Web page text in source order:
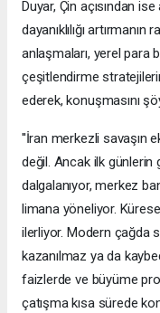
Duyar, Çin açısından
dayanıklılığı
anlaşmaları, yerel para
çeşitlendirme
ederek, konuşmasını
''İran merkezli savaşın
değil. Ancak ilk günlerin
dalgalanıyor, merkez
limana yöneliyor.
ilerliyor. Modern çağda
kazanılmaz ya da
faizlerde ve büyüme
çatışma kısa sürede